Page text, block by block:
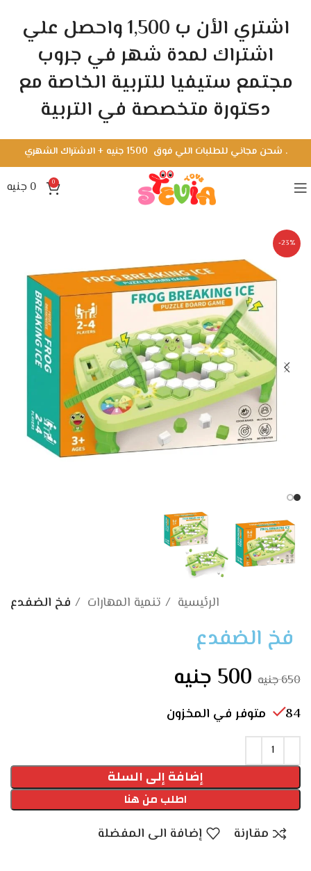
. شحن مجاني للطلبات اللي فوق 1500 جنيه + الاشتراك الشهري
0
0 جنيه
-23%
الرئيسية تنمية المهارات فخ الضفدع
فخ الضفدع
650جنيه 500 جنيه
84 متوفر في المخزون
إضافة إلى السلة
اطلب من هنا
مقارنة إضافة الى المفضلة
اشتري الأن ب 1,500 واحصل علي
اشتراك لمدة شهر في جروب
مجتمع ستيفيا للتربية الخاصة مع
دكتورة متخصصة في التربية